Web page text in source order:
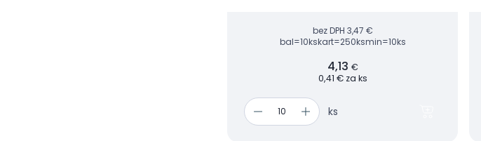
bez DPH 3,47 €
bal=10kskart=250ksmin=10ks
4,13 €
0,41 € za ks
ks